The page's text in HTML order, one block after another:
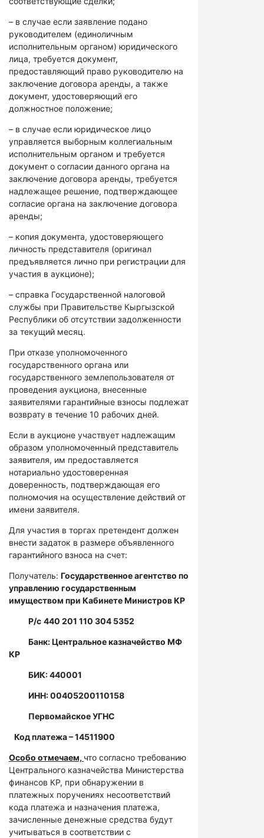
– в случае если заявление подано
руководителем (единоличным
исполнительным органом) юридического
лица, требуется документ,
предоставляющий право руководителю на
заключение договора аренды, а также
документ, удостоверяющий его
должностное положение;
– в случае если юридическое лицо
управляется выборным коллегиальным
исполнительным органом и требуется
документ о согласии данного органа на
заключение договора аренды, требуется
надлежащее решение, подтверждающее
согласие органа на заключение договора
аренды;
– копия документа, удостоверяющего
личность представителя (оригинал
предъявляется лично при регистрации для
участия в аукционе);
– справка Государственной налоговой
службы при Правительстве Кыргызской
Республики об отсутствии задолженности
за текущий месяц.
При отказе уполномоченного
государственного органа или
государственного землепользователя от
проведения аукциона, внесенные
заявителями гарантийные взносы подлежат
возврату в течение 10 рабочих дней.
Если в аукционе участвует надлежащим
образом уполномоченный представитель
заявителя, им предоставляется
нотариально удостоверенная
доверенность, подтверждающая его
полномочия на осуществление действий от
имени заявителя.
Для участия в торгах претендент должен
внести задаток в размере объявленного
гарантийного взноса на счет:
Получатель: Государственное агентство по
управлению государственным
имуществом при Кабинете Министров КР
Р/с 440 201 110 304 5352
Банк: Центральное казначейство МФ
КР
БИК: 440001
ИНН: 00405200110158
Первомайское УГНС
Код платежа – 14511900
Особо отмечаем, что согласно требованию
Центрального казначейства Министерства
финансов КР, при обнаружении в
платежных поручениях несоответствий
кода платежа и назначения платежа,
зачисленные денежные средства будут
учитываться в соответствии с